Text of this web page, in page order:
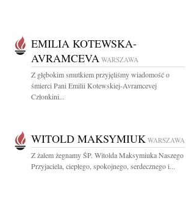
EMILIA KOTEWSKA-
AVRAMCEVA WARSZAWA
Z głębokim smutkiem przyjęliśmy wiadomość o
śmierci Pani Emilii Kotewskiej-Avramcevej
Członkini...
WITOLD MAKSYMIUK WARSZAWA
Z żalem żegnamy ŚP. Witolda Maksymiuka Naszego
Przyjaciela, ciepłego, spokojnego, serdecznego i...